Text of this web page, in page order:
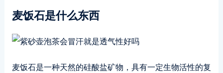
麦饭石是什么东西
麦饭石是一种天然的硅酸盐矿物，具有一定生物活性的复